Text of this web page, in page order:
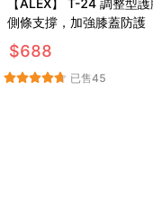
【ALEX】 T-24 調整型
側條支撐，加強膝蓋防護
$688
已售45